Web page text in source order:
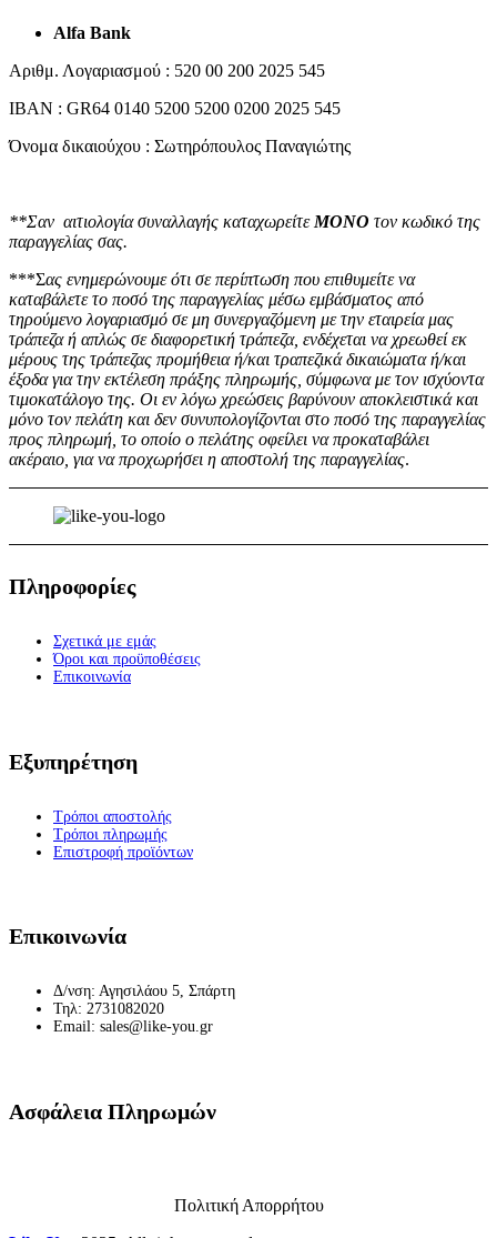
Alfa Bank
Αριθμ. Λογαριασμού : 520 00 200 2025 545
IBAN : GR64 0140 5200 5200 0200 2025 545
Όνομα δικαιούχου : Σωτηρόπουλος Παναγιώτης
**Σαν αιτιολογία συναλλαγής καταχωρείτε MONO τον κωδικό της
παραγγελίας σας.
***Σας ενημερώνουμε ότι σε περίπτωση που επιθυμείτε να
καταβάλετε το ποσό της παραγγελίας μέσω εμβάσματος από
τηρούμενο λογαριασμό σε μη συνεργαζόμενη με την εταιρεία μας
τράπεζα ή απλώς σε διαφορετική τράπεζα, ενδέχεται να χρεωθεί εκ
μέρους της τράπεζας προμήθεια ή/και τραπεζικά δικαιώματα ή/και
έξοδα για την εκτέλεση πράξης πληρωμής, σύμφωνα με τον ισχύοντα
τιμοκατάλογο της. Οι εν λόγω χρεώσεις βαρύνουν αποκλειστικά και
μόνο τον πελάτη και δεν συνυπολογίζονται στο ποσό της παραγγελίας
προς πληρωμή, το οποίο ο πελάτης οφείλει να προκαταβάλει
ακέραιο, για να προχωρήσει η αποστολή της παραγγελίας.
Πληροφορίες
Σχετικά με εμάς
Όροι και προϋποθέσεις
Επικοινωνία
Εξυπηρέτηση
Τρόποι αποστολής
Τρόποι πληρωμής
Επιστροφή προϊόντων
Επικοινωνία
Δ/νση: Αγησιλάου 5, Σπάρτη
Τηλ: 2731082020
Email: sales@like-you.gr
Ασφάλεια Πληρωμών
Πολιτική Απορρήτου